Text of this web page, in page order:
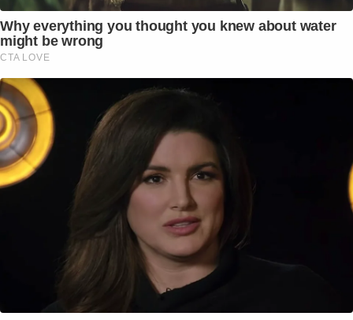
Why everything you thought you knew about water
might be wrong
CTA LOVE